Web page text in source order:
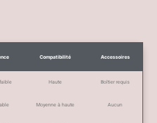
Compatibilité Accessoires
Haute Boîtier requis
Moyenne à haute Aucun